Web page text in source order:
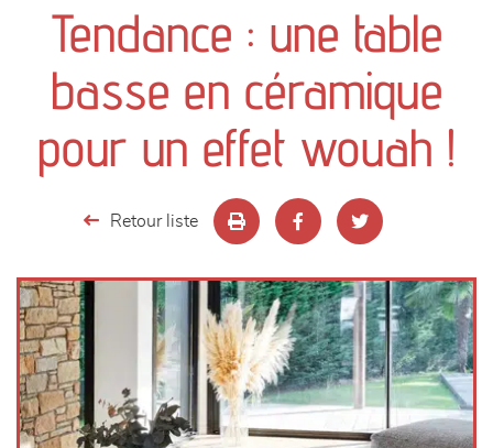
canapés et fauteuils
séjours
chambres et dressing
literie
décoration
Tendance : une table
basse en céramique
pour un effet wouah !
Retour liste